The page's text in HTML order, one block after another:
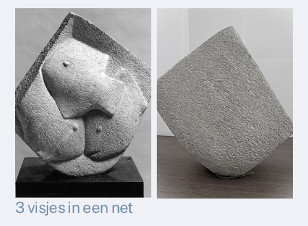
3 visjes in een net